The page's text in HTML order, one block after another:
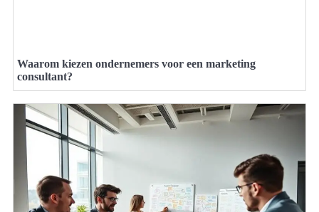
Waarom kiezen ondernemers voor een marketing
consultant?